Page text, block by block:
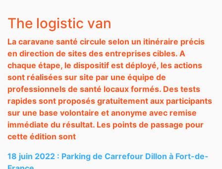
The logistic van
La caravane santé circule selon un itinéraire précis
en direction de sites des entreprises cibles. A
chaque étape, le dispositif est déployé, les actions
sont réalisées sur site par une équipe de
professionnels de santé locaux formés. Des tests
rapides sont proposés gratuitement aux participants
sur une base volontaire et anonyme avec remise
immédiate du résultat. Les points de passage pour
cette édition sont
18 juin 2022 : Parking de Carrefour Dillon à Fort-de-